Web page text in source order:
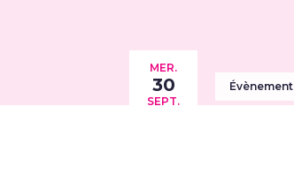
MER.
30
SEPT.
Évènement